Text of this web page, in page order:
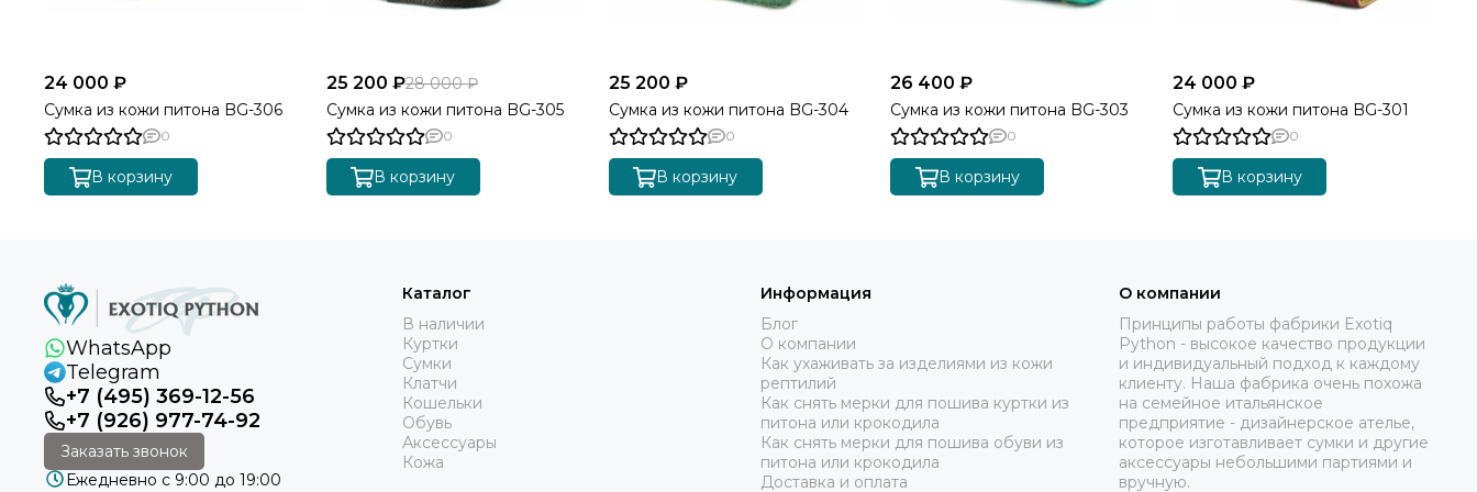
24 000 ₽
Сумка из кожи питона BG-306
0
В корзину
25 200 ₽28 000 ₽
Сумка из кожи питона BG-305
0
В корзину
25 200 ₽
Сумка из кожи питона BG-304
0
В корзину
26 400 ₽
Сумка из кожи питона BG-303
0
В корзину
24 000 ₽
Сумка из кожи питона BG-301
0
В корзину
WhatsApp
Telegram
+7 (495) 369-12-56
+7 (926) 977-74-92
Заказать звонок
Ежедневно с 9:00 до 19:00
Каталог
В наличии
Куртки
Сумки
Клатчи
Кошельки
Обувь
Аксессуары
Кожа
Информация
Блог
О компании
Как ухаживать за изделиями из кожи
рептилий
Как снять мерки для пошива куртки из
питона или крокодила
Как снять мерки для пошива обуви из
питона или крокодила
Доставка и оплата
О компании
Принципы работы фабрики Exotiq
Python - высокое качество продукции
и индивидуальный подход к каждому
клиенту. Наша фабрика очень похожа
на семейное итальянское
предприятие - дизайнерское ателье,
которое изготавливает сумки и другие
аксессуары небольшими партиями и
вручную.